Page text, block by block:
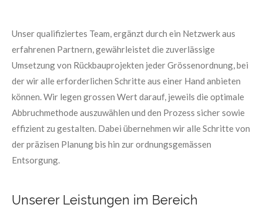
Unser qualifiziertes Team, ergänzt durch ein Netzwerk aus
erfahrenen Partnern, gewährleistet die zuverlässige
Umsetzung von Rückbauprojekten jeder Grössenordnung, bei
der wir alle erforderlichen Schritte aus einer Hand anbieten
können. Wir legen grossen Wert darauf, jeweils die optimale
Abbruchmethode auszuwählen und den Prozess sicher sowie
effizient zu gestalten. Dabei übernehmen wir alle Schritte von
der präzisen Planung bis hin zur ordnungsgemässen
Entsorgung.
Unserer Leistungen im Bereich